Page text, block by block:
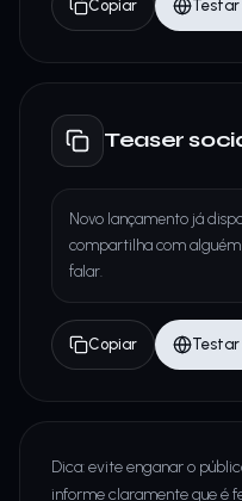
Copiar
Teaser
Novo lançamento já
compartilha com alguém
falar.
Copiar
Dica: evite enganar o
informe claramente que é